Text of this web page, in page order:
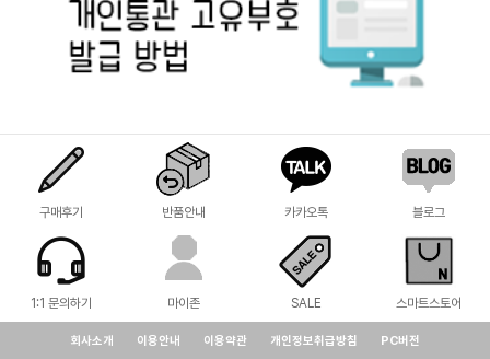
구매후기 반품안내 카카오톡 블로그
1:1 문의하기 마이존 SALE 스마트스토어
회사소개 이용안내 이용약관 개인정보취급방침 PC버전